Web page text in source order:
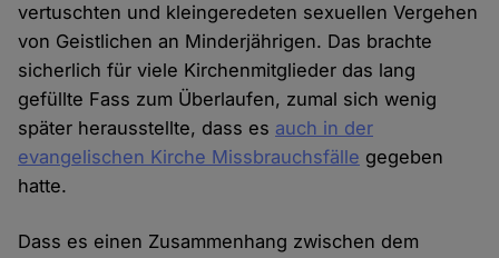
vertuschten und kleingeredeten sexuellen Vergehen
von Geistlichen an Minderjährigen. Das brachte
sicherlich für viele Kirchenmitglieder das lang
gefüllte Fass zum Überlaufen, zumal sich wenig
später herausstellte, dass es auch in der
evangelischen Kirche Missbrauchsfälle gegeben
hatte.
Dass es einen Zusammenhang zwischen dem